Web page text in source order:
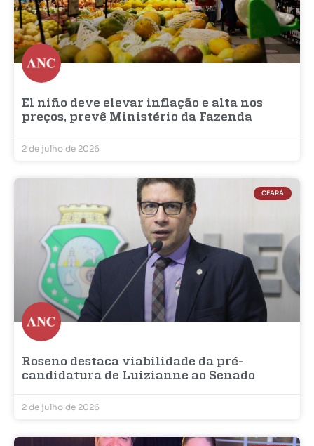
El niño deve elevar inflação e alta nos
preços, prevê Ministério da Fazenda
2 de julho de 2026
CEARÁ
Roseno destaca viabilidade da pré-
candidatura de Luizianne ao Senado
2 de julho de 2026